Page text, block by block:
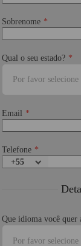
Sobrenome
Qual o seu estado?
Por favor selecione
Email
Telefone
+55
Que idioma você quer
Por favor selecione